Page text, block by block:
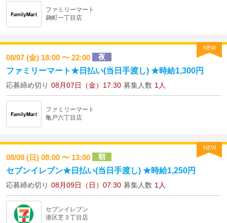
ファミリーマート
麹町一丁目店
NEW
08/07 (金) 18:00 〜 22:00 夜
ファミリーマート★日払い(当日手渡し) ★時給1,300円
応募締め切り 08月07日（金）17:30 募集人数 1人
ファミリーマート
亀戸六丁目店
NEW
08/09 (日) 08:00 〜 13:00 朝
セブンイレブン★日払い(当日手渡し) ★時給1,250円
応募締め切り 08月09日（日）07:30 募集人数 1人
セブンイレブン
港区芝３丁目店